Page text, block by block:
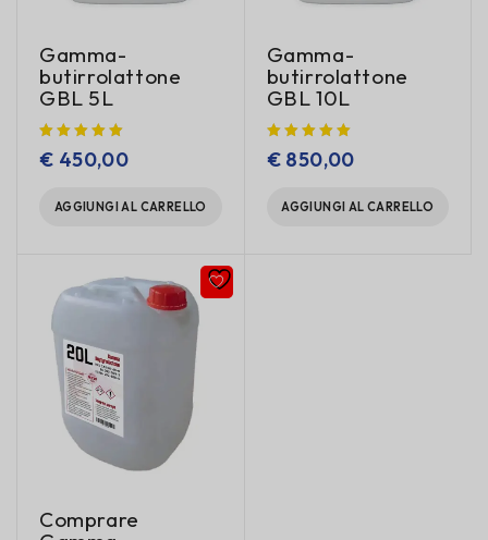
Gamma-
butirrolattone
GBL 5L
€ 450,00
AGGIUNGI AL CARRELLO
Gamma-
butirrolattone
GBL 10L
€850,00
AGGIUNGI AL CARRELLO
Comprare